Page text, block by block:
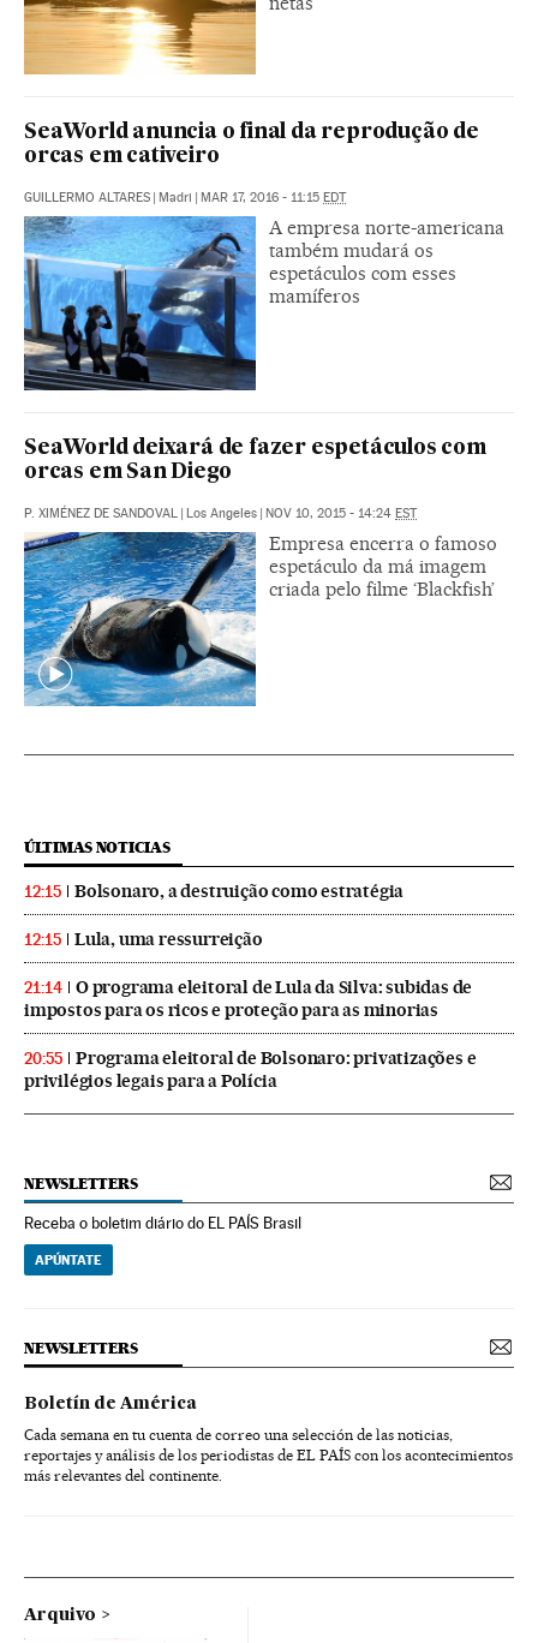
SeaWorld anuncia o final da reprodução de
orcas em cativeiro
GUILLERMO ALTARES Madri MAR 17, 2016 - 11:15 EDT
A empresa norte-americana
também mudará os
espetáculos com esses
mamíferos
SeaWorld deixará de fazer espetáculos com
orcas em San Diego
P. XIMÉNEZ DE SANDOVAL | Los Angeles | NOV 10, 2015 - 14:24 EST
Empresa encerra o famoso
espetáculo da má imagem
criada pelo filme ‘Blackfish’
ÚLTIMAS NOTICIAS
12:15 Bolsonaro, a destruição como estratégia
12:15 Lula, uma ressurreição
21:14
O programa eleitoral de Lula da Silva: subidas de
impostos para os ricos e proteção para as minorias
20:55
Programa eleitoral de Bolsonaro: privatizações e
privilégios legais para a Polícia
NEWSLETTERS
Receba o boletim diário do EL PAÍS Brasil
APÚNTATE
NEWSLETTERS
Boletín de América
Cada semana en tu cuenta de correo una selección de las noticias,
reportajes y análisis de los periodistas de EL PAÍS con los acontecimientos
más relevantes del continente.
Arquivo